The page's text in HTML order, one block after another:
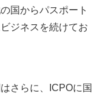
国からパスポート
ジネスを続けてお
さらに、ICPOに国